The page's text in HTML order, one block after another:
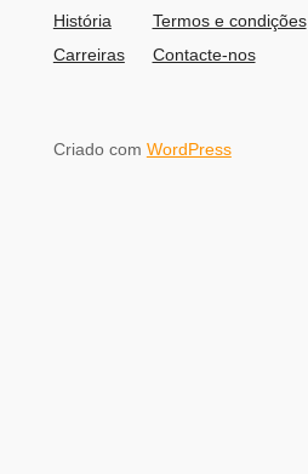
História
Carreiras
Termos e condições
Contacte-nos
Criado com WordPress